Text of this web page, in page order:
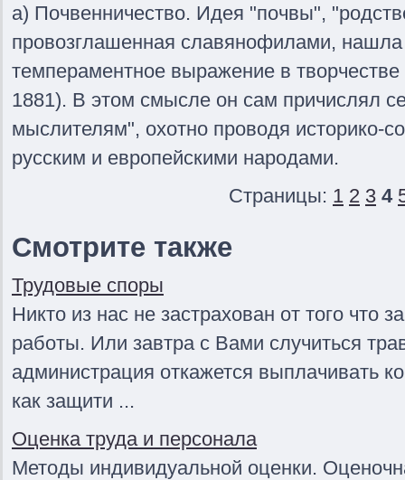
а) Почвенничество. Идея "почвы",
провозглашенная славянофилами,
темпераментное выражение в
1881). В этом смысле он сам причислял
мыслителям", охотно проводя историко-
русским и европейскими народами.
Страницы: 1 2 3 4
Смотрите также
Трудовые споры
Никто из нас не застрахован от того что
работы. Или завтра с Вами случиться
администрация откажется выплачивать
как защити ...
Оценка труда и персонала
Методы индивидуальной оценки.